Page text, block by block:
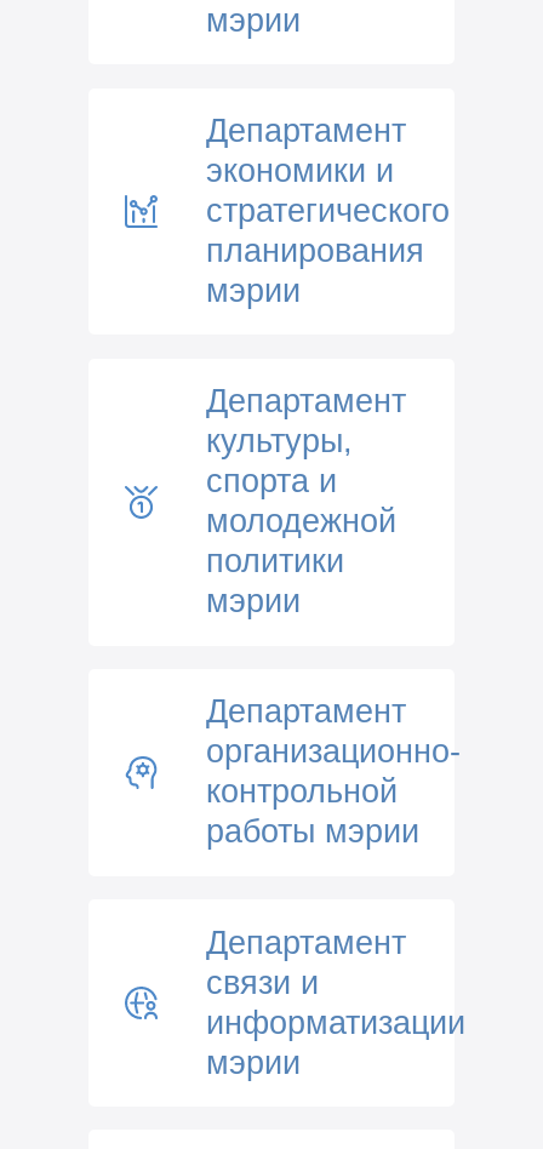
мэрии
Департамент
экономики и
стратегического
планирования
мэрии
Департамент
культуры,
спорта и
молодежной
политики
мэрии
Департамент
организационно-
контрольной
работы мэрии
Департамент
связи и
информатизации
мэрии